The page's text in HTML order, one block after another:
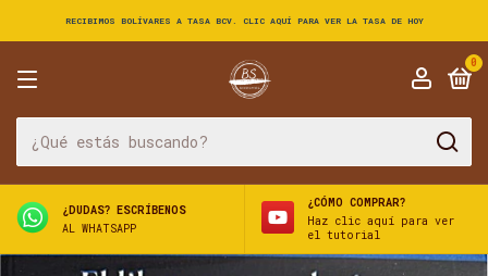
RECIBIMOS BOLÍVARES A TASA BCV. CLIC AQUÍ PARA VER LA TASA DE HOY
0
¿DUDAS? ESCRÍBENOS
AL WHATSAPP
¿CÓMO COMPRAR?
Haz clic aquí para ver
el tutorial